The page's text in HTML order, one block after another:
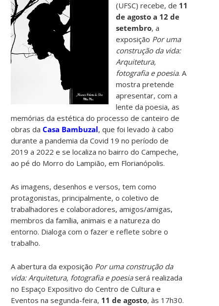
(UFSC) recebe, de 11
de agosto a 12 de
setembro, a
exposição Por uma
construção da vida:
Arquitetura,
fotografia e poesia. A
mostra pretende
apresentar, com a
lente da poesia, as
memórias da estética do processo de canteiro de
obras daCasa Bambuzal, que foi levado à cabo
durante a pandemia da Covid 19 no período de
2019 a 2022 e se localiza no bairro do Campeche,
ao pé do Morro do Lampião, em Florianópolis.
As imagens, desenhos e versos, tem como
protagonistas, principalmente, o coletivo de
trabalhadores e colaboradores, amigos/amigas,
membros da família, animais e a natureza do
entorno. Dialoga com o fazer e reflete sobre o
trabalho.
A abertura da exposição Por uma construção da
vida: Arquitetura, fotografia e poesiaserá realizada
no Espaço Expositivo do Centro de Cultura e
Eventos na segunda-feira, 11 de agosto, às 17h30.